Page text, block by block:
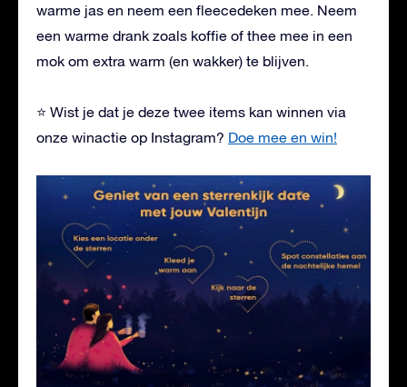
warme jas en neem een fleecedeken mee. Neem
een warme drank zoals koffie of thee mee in een
mok om extra warm (en wakker) te blijven.
⭐ Wist je dat je deze twee items kan winnen via
onze winactie op Instagram? Doe mee en win!